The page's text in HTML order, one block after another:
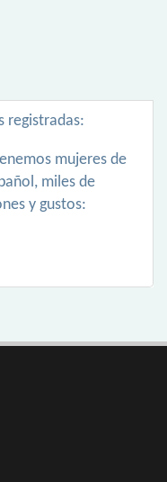
registradas:
mujeres de
miles de
y gustos: